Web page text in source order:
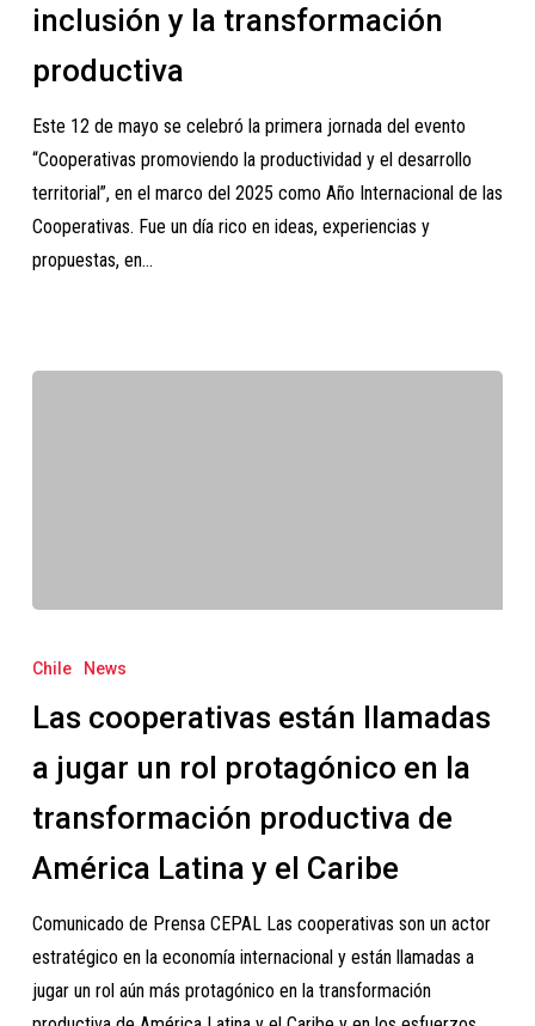
desarrollo
territorial,
la
inclusión
y
la
transformación
productiva
inclusión y la transformación
productiva
Este 12 de mayo se celebró la primera jornada del evento
“Cooperativas promoviendo la productividad y el desarrollo
territorial”, en el marco del 2025 como Año Internacional de las
Cooperativas. Fue un día rico en ideas, experiencias y
propuestas, en…
cooperativas
llamadas
a
un
rol
en
la
transformación
Chile News
Las cooperativas están llamadas
a jugar un rol protagónico en la
transformación productiva de
América Latina y el Caribe
Comunicado de Prensa CEPAL Las cooperativas son un actor
estratégico en la economía internacional y están llamadas a
jugar un rol aún más protagónico en la transformación